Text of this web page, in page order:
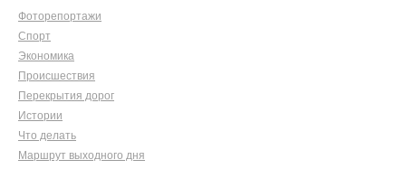
Фоторепортажи
Спорт
Экономика
Происшествия
Перекрытия дорог
Истории
Что делать
Маршрут выходного дня